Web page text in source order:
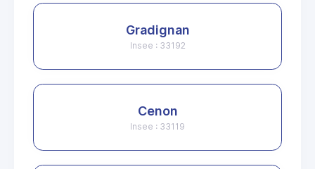
Gradignan
Insee : 33192
Cenon
Insee : 33119